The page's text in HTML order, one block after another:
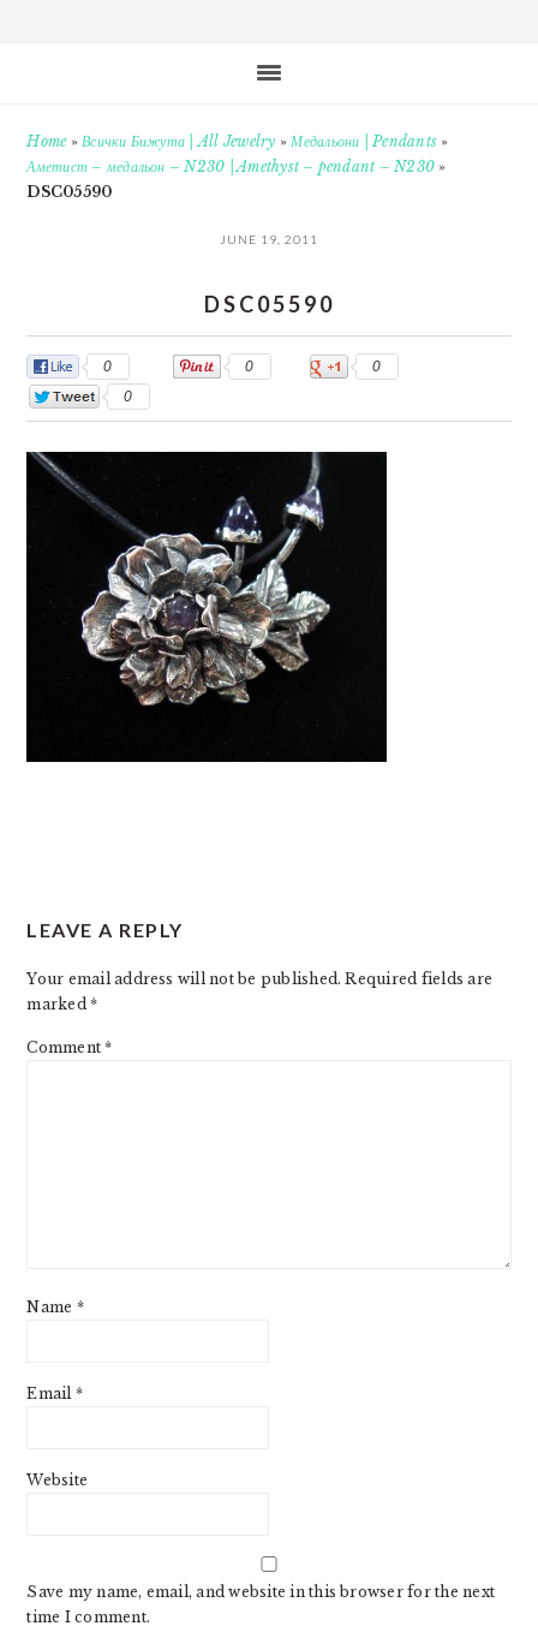
Home»Всички Бижута | All Jewelry »Медальони | Pendants »
Аметист – медальон – N230 | Amethyst – pendant – N230 »
DSC05590
JUNE 19, 2011
DSC05590
0 0
0
0
INTERACTIONS
LEAVE A REPLY
Your email address will not be published. Required fields are
marked*
Comment*
Name *
Email *
Website
Save my name, email, and website in this browser for the next
time I comment.